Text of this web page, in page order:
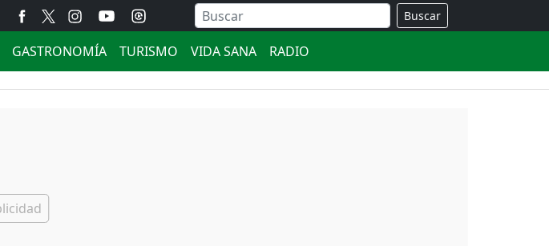
Buscar
GASTRONOMÍA TURISMO VIDA SANA RADIO